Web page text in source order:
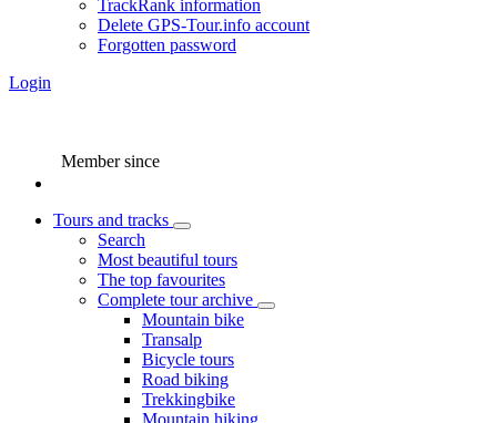
TrackRank information
Delete GPS-Tour.info account
Forgotten password
Login
Member since
Tours and tracks
Search
Most beautiful tours
The top favourites
Complete tour archive
Mountain bike
Transalp
Bicycle tours
Road biking
Trekkingbike
Mountain hiking